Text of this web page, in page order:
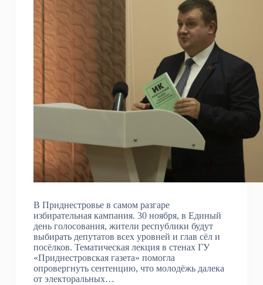
В Приднестровье в самом разгаре
избирательная кампания. 30 ноября, в Единый
день голосования, жители республики будут
выбирать депутатов всех уровней и глав сёл и
посёлков. Тематическая лекция в стенах ГУ
«Приднестровская газета» помогла
опровергнуть сентенцию, что молодёжь далека
от электоральных…